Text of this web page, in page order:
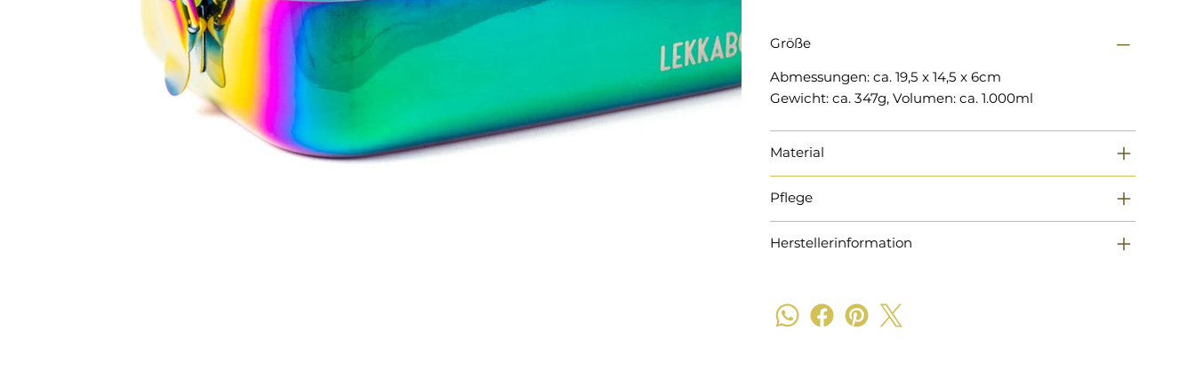
Größe
Abmessungen: ca. 19,5 x 14,5 x 6cm
Gewicht: ca. 347g, Volumen: ca. 1.000ml
Material
Pflege
Herstellerinformation